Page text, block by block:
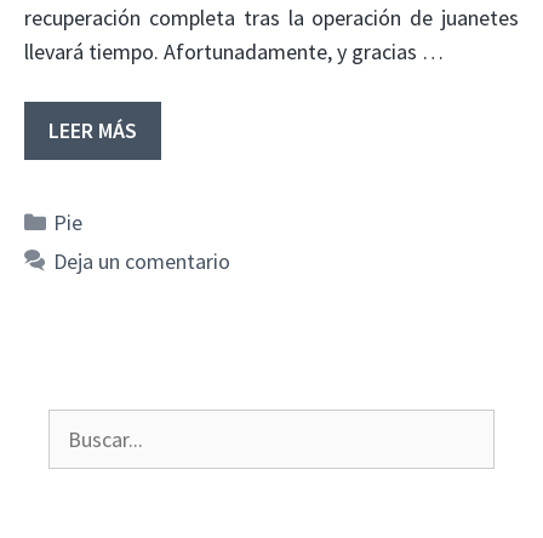
recuperación completa tras la operación de juanetes
llevará tiempo. Afortunadamente, y gracias …
LEER MÁS
Categorías
Pie
Deja un comentario